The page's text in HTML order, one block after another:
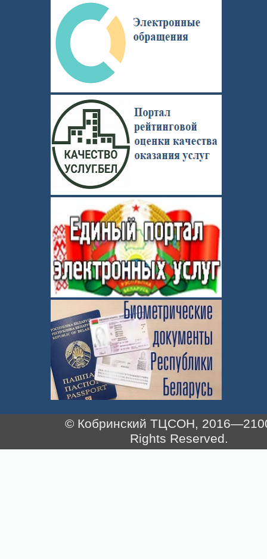
© Кобринский ТЦСОН,
Rights Reserved.